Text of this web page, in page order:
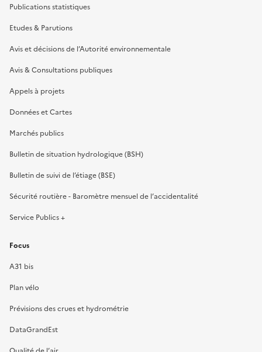
Publications statistiques
Etudes & Parutions
Avis et décisions de l’Autorité environnementale
Avis & Consultations publiques
Appels à projets
Données et Cartes
Marchés publics
Bulletin de situation hydrologique (BSH)
Bulletin de suivi de l’étiage (BSE)
Sécurité routière - Baromètre mensuel de l’accidentalité
Service Publics +
Focus
A31 bis
Plan vélo
Prévisions des crues et hydrométrie
DataGrandEst